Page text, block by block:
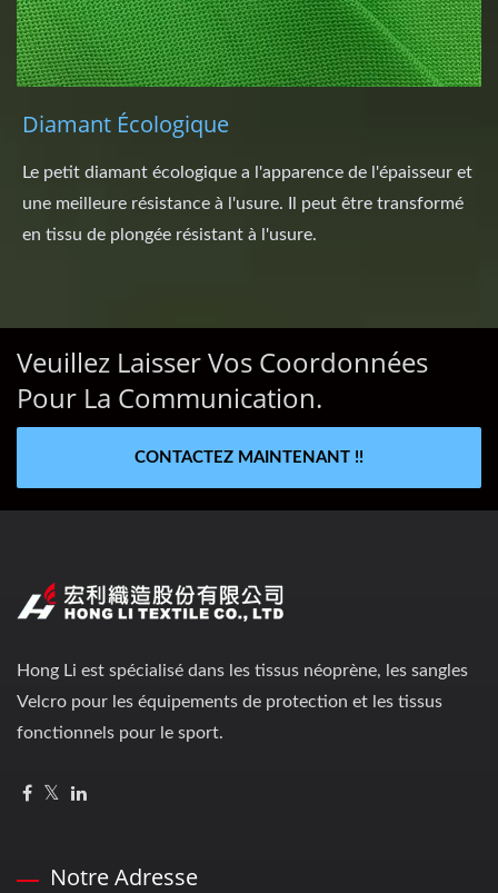
Diamant Écologique
Le petit diamant écologique a l'apparence de l'épaisseur et
une meilleure résistance à l'usure. Il peut être transformé
en tissu de plongée résistant à l'usure.
Veuillez Laisser Vos Coordonnées
Pour La Communication.
CONTACTEZ MAINTENANT !!
Hong Li est spécialisé dans les tissus néoprène, les sangles
Velcro pour les équipements de protection et les tissus
fonctionnels pour le sport.
Notre Adresse